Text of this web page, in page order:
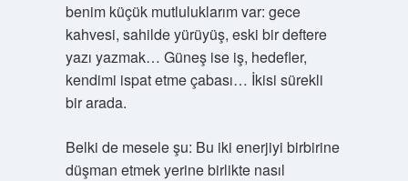
benim küçük mutluluklarım var: gece
kahvesi, sahilde yürüyüş, eski bir deftere
yazı yazmak… Güneş ise iş, hedefler,
kendimi ispat etme çabası… İkisi sürekli
bir arada.
Belki de mesele şu: Bu iki enerjiyi birbirine
düşman etmek yerine birlikte nasıl